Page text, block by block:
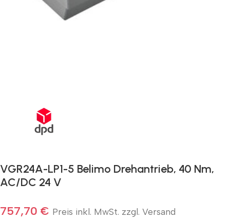
VGR24A-LP1-5 Belimo Drehantrieb, 40 Nm,
AC/DC 24 V
757,70 € Preis inkl. MwSt. zzgl. Versand